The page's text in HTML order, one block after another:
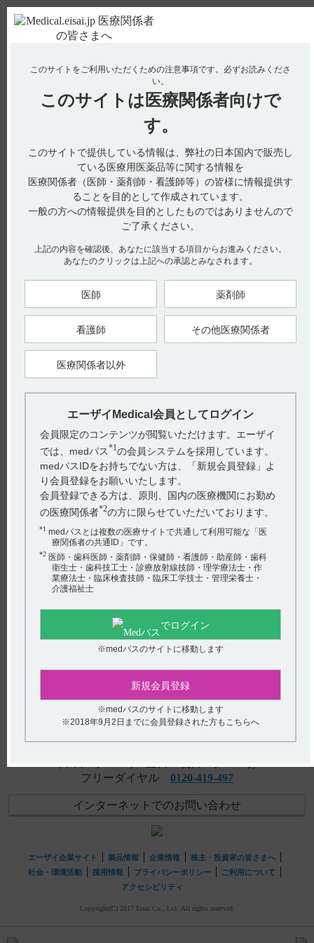
使用期限検索 Drug Information
No : 18559
【ニトロール・Rカプセル】 保管方法について教
【ニトロール・Rカプセル】
保管方法について教えてください。
［ニトロールRカプセル20mgの情報です］
■貯法：室温保存（引用1）
■取扱い上の注意（引用2）
PTP包装はアルミ袋開封後、バラ包装は開栓後湿気を避けて保
存すること。
1）ニトロールRカプセル20mg電子添文 2022年11月改訂（第1
版） 貯法
版） 20．取扱い上の注意 20．1
【更新年月】
戻る
関連するQ&A
【ニトロール・スプレー】 保管方法について教えてくだ
さい。
【ニトロール・点滴静注バッグ】 他剤との配合変化につ
いて教えてください。
【ニトロール・Rカプセル】 用法及び用量について教えて
【レンビマ】 薬剤交付時など取り扱いで、注意すること
はありますか？
アンケート:ご意見をお聞かせください
送信する
このサイトをご利用いただくための注意事項です。 必ずお読みくださ
い。
このサイトは 医療関係者向けで
す。
このサイトで提供している情報は、弊社の日本国内で販売し
ている医療用医薬品等に関する情報を
医療関係者（医師・薬剤師・看護師等）の皆様に情報提供す
ることを目的として作成されています。
一般の方への情報提供を目的としたものではありませんので
ご了承ください。
上記の内容を確認後、あなたに該当する項目からお進みください。
あなたのクリックは上記への承認とみなされます。
医師 薬剤師
看護師 その他医療関係者
医療関係者以外
エーザイMedical会員としてログイン
会員限定のコンテンツが閲覧いただけます。エーザイ
では、medパス*1の会員システムを採用しています。
medパスIDをお持ちでない方は、「新規会員登録」よ
り会員登録をお願いいたします。
会員登録できる方は、原則、国内の医療機関にお勤め
の医療関係者*2の方に限らせていただいております。
*1 medパスとは複数の医療サイトで共通して利用可能な「医
療関係者の共通ID」です。
*2 医師・歯科医師・薬剤師・保健師・看護師・助産師・歯科
衛生士・歯科技工士・診療放射線技師・理学療法士・作
業療法士・臨床検査技師・臨床工学技士・管理栄養士・
介護福祉士
でログイン
※medパスのサイトに移動します
新規会員登録
※medパスのサイトに移動します
※2018年9月2日までに会員登録された方もこちらへ
hhcホットライン
フリーダイヤル 0120-419-497
インターネットでのお問い合わせ
エーザイ企業サイト 製品情報 企業情報
株主・投資家の皆さまへ
社会・環境活動
採用情報 プライバシーポリシー
ご利用について
アクセシビリティ
Copyright(C) 2017 Eisai Co., Ltd. All rights reserved.